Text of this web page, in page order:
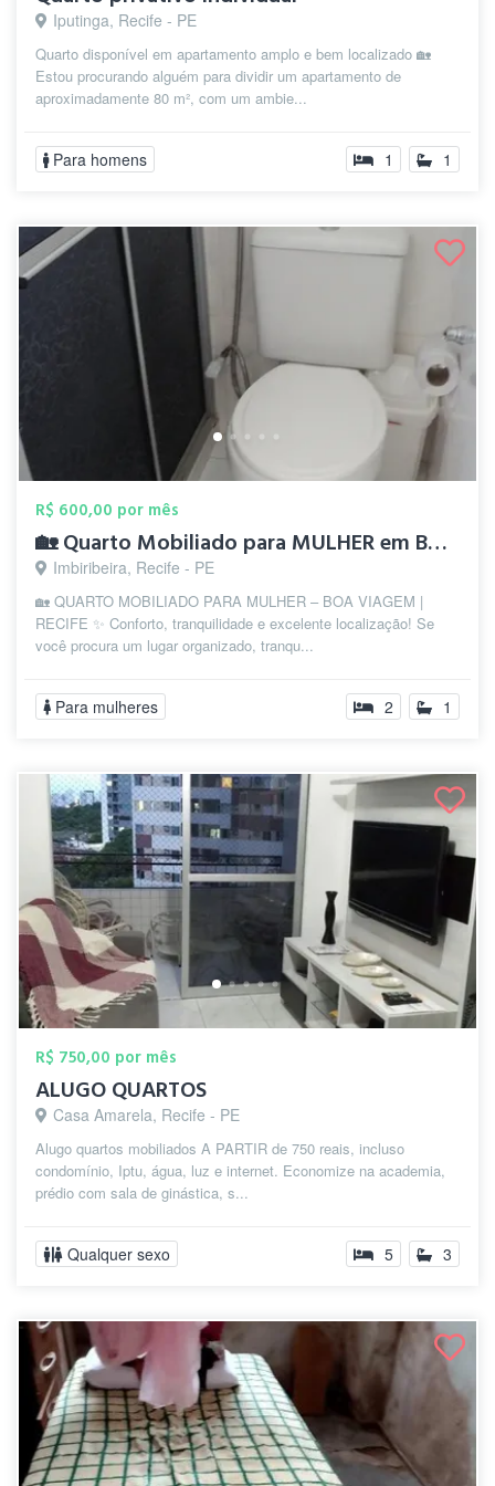
Iputinga, Recife - PE
Quarto disponível em apartamento amplo e bem localizado 🏡
Estou procurando alguém para dividir um apartamento de
aproximadamente 80 m², com um ambie...
Para homens 1 1
R$ 600,00 por mês
🏡 Quarto Mobiliado para MULHER em Boa V...
Imbiribeira, Recife - PE
🏡 QUARTO MOBILIADO PARA MULHER – BOA VIAGEM |
RECIFE ✨ Conforto, tranquilidade e excelente localização! Se
você procura um lugar organizado, tranqu...
Para mulheres 2 1
R$ 750,00 por mês
ALUGO QUARTOS
Casa Amarela, Recife - PE
Alugo quartos mobiliados A PARTIR de 750 reais, incluso
condomínio, Iptu, água, luz e internet. Economize na academia,
prédio com sala de ginástica, s...
Qualquer sexo 5 3